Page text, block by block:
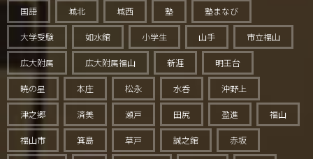
国語 城北 城西 塾 塾まなび
大学受験 如水館 小学生 山手 市立福山
広大附属 広大附属福山 新涯 明王台
暁の星 本庄 松永 水呑 沖野上
津之郷 済美 瀬戸 田尻 盈進 福山
福山市 箕島 草戸 誠之館 赤坂